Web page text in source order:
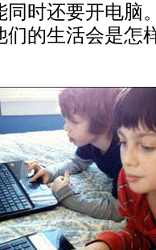
同时还要开电脑
的生活会是怎